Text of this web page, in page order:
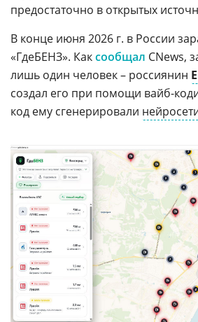
предостаточно в открытых
В конце июня 2026 г. в России
«ГдеБЕНЗ». Каксообщал CNews,
лишь один человек – россиянин
создал его при помощи вайб-
код ему сгенерировали